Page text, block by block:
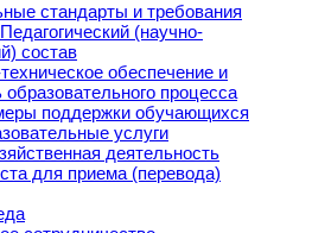
стандарты и требования
(научно-
состав
обеспечение и
процесса
поддержки обучающихся
услуги
деятельность
для приема (перевода)